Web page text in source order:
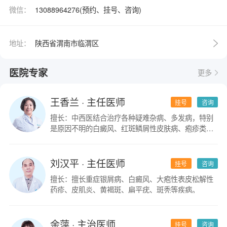
微信： 13088964276(预约、挂号、咨询)
地址： 陕西省渭南市临渭区
医院专家 更多
咨询
挂号
王香兰 · 主任医师
擅长：中西医结合治疗各种疑难杂病、多发病，特别
是原因不明的白癜风、红斑鳞屑性皮肤病、疱疹类皮
咨询
挂号
刘汉平· 主任医师
擅长：擅长重症银屑病、白癜风、大疱性表皮松解性
药疹、皮肌炎、黄褐斑、扁平疣、斑秃等疾病。
咨询
挂号
余萍· 主治医师